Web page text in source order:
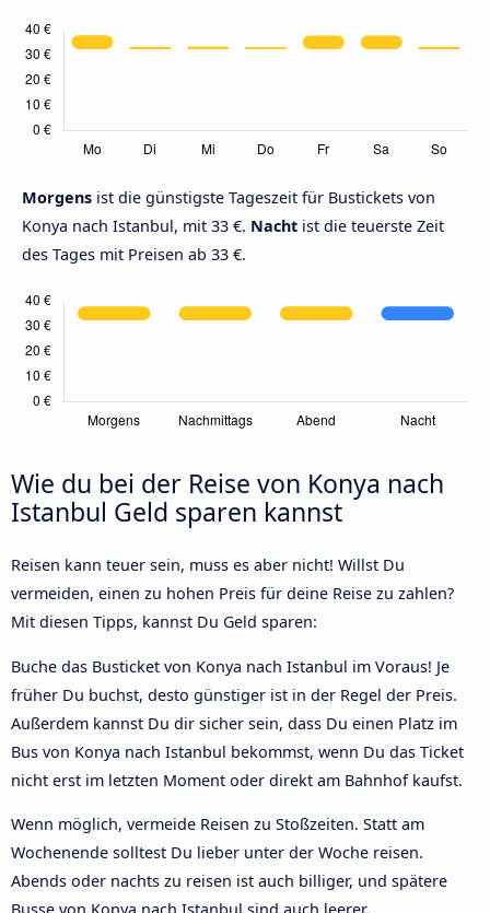
Morgens ist die günstigste Tageszeit für Bustickets von
Konya nach Istanbul, mit 33 €. Nacht ist die teuerste Zeit
des Tages mit Preisen ab 33 €.
Wie du bei der Reise von Konya nach
Istanbul Geld sparen kannst
Reisen kann teuer sein, muss es aber nicht! Willst Du
vermeiden, einen zu hohen Preis für deine Reise zu zahlen?
Mit diesen Tipps, kannst Du Geld sparen:
Buche das Busticket von Konya nach Istanbul im Voraus! Je
früher Du buchst, desto günstiger ist in der Regel der Preis.
Außerdem kannst Du dir sicher sein, dass Du einen Platz im
Bus von Konya nach Istanbul bekommst, wenn Du das Ticket
nicht erst im letzten Moment oder direkt am Bahnhof kaufst.
Wenn möglich, vermeide Reisen zu Stoßzeiten. Statt am
Wochenende solltest Du lieber unter der Woche reisen.
Abends oder nachts zu reisen ist auch billiger, und spätere